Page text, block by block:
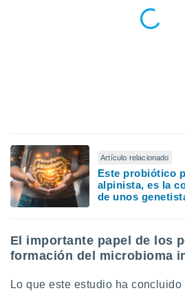
publicidad
de
Artículo relacionado
Este probiótico
alpinista, es la
de unos
El importante papel de los
formación del microbioma
Lo que este estudio ha